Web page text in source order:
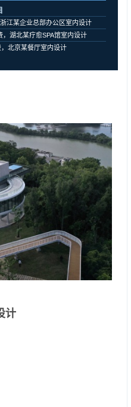
江某企业总部办公区室内设计
，湖北某疗愈SPA馆室内设计
北京某餐厅室内设计
计